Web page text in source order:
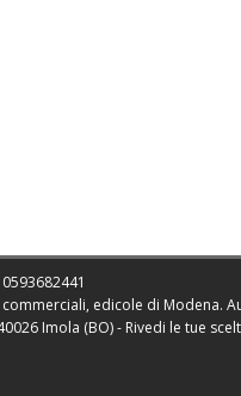
0593682441
edicole di Modena.
Imola (BO) - Rivedi le tue